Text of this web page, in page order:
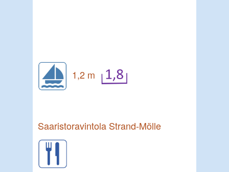
1,2 m
Saaristoravintola Strand-Mölle